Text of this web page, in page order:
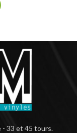
- 33 et 45 tours.